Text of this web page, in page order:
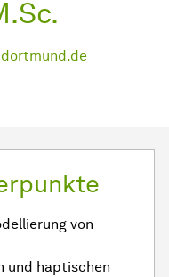
von
und haptischen